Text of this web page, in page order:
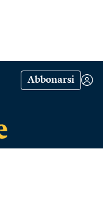
Abbonarsi